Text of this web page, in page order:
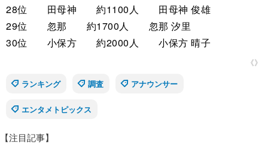
28位 田母神 約1100人 田母神 俊雄
29位 忽那 約1700人 忽那 汐里
30位 小保方 約2000人 小保方 晴子
《》
ランキング
調査 アナウンサー
エンタメトピックス
【注目記事】